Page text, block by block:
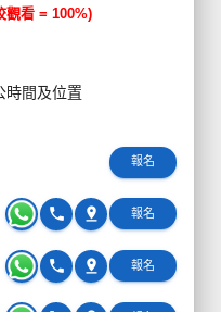
觀看 = 100%)
時間及位置
報名
報名
pin_drop
phone
報名
pin_drop
phone